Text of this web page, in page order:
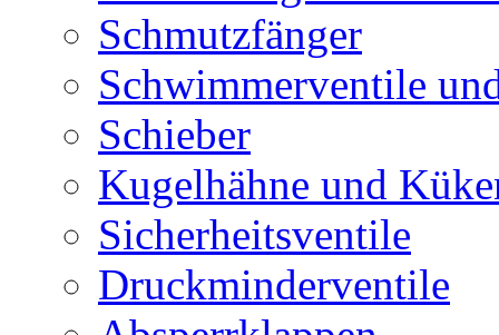
Schmutzfänger
Schwimmerventile
Schieber
Kugelhähne und
Sicherheitsventile
Druckminderventile